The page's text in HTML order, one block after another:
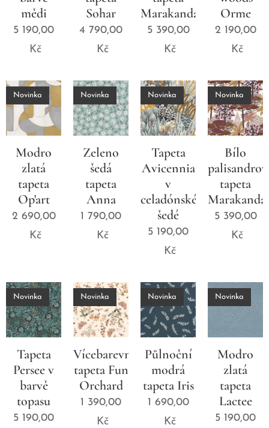
mědi
5 190,00
Kč
Sohar
4 790,00
Kč
Marakanda
5 390,00
Kč
Orme
2 190,00
Kč
Modro
zlatá
tapeta
Op'art
Novinka
2 690,00
Kč
Zeleno
šedá
tapeta
Anna
Novinka
1 790,00
Kč
Tapeta
Avicennia
v
celadónské
šedé
Novinka
5 190,00
Kč
Bílo
tapeta
Marakanda
Novinka
5 390,00
Kč
Tapeta
Persee v
barvě
topasu
Novinka
5 190,00
Vícebarevná
tapeta Fun
Orchard
Novinka
1 390,00
Kč
Půlnoční
modrá
tapeta Iris
Novinka
1 690,00
Kč
Modro
zlatá
tapeta
Lactee
Novinka
5 190,00